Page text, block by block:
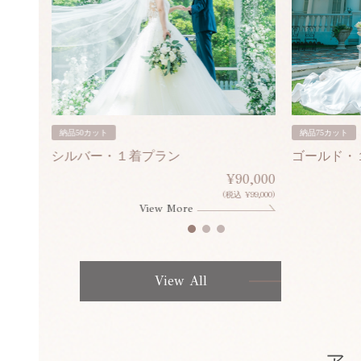
納品50カット
シルバー・１着プラン
¥90,000
(税込 ¥99,000)
View More
納品75カット
ゴールド・
View All